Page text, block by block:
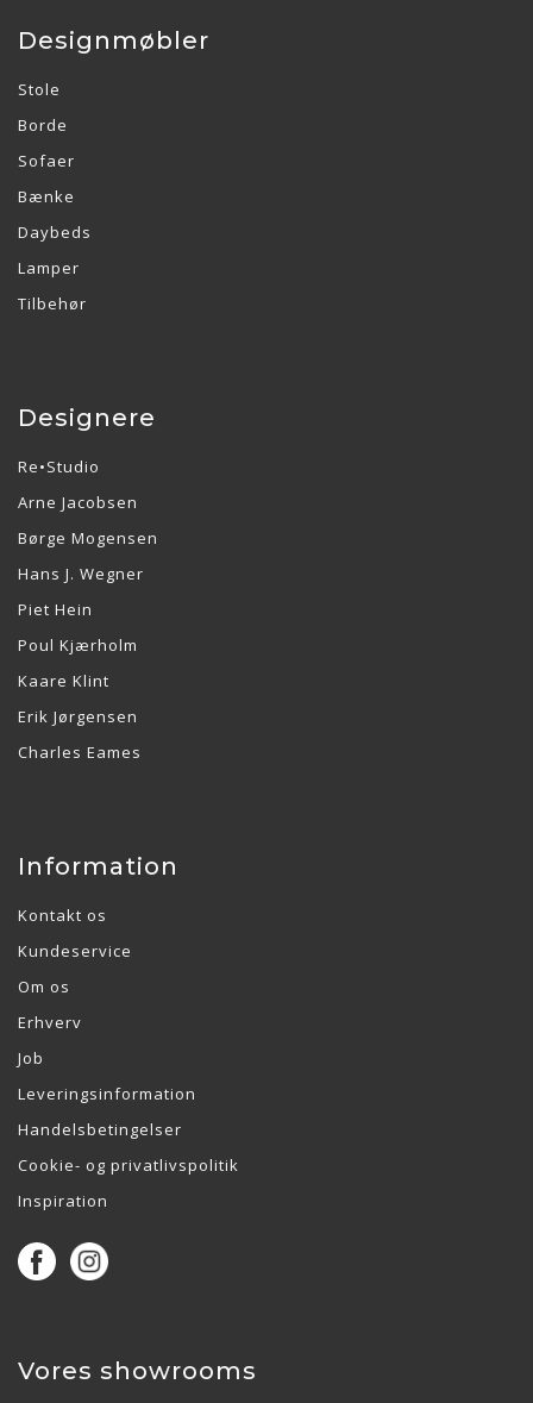
Designmøbler
Stole
Borde
Sofaer
Bænke
Daybeds
Lamper
Tilbehør
Designere
Re•Studio
Arne Jacobsen
Børge Mogensen
Hans J. Wegner
Piet Hein
Poul Kjærholm
Kaare Klint
Erik Jørgensen
Charles Eames
Information
Kontakt os
Kundeservice
Om os
Erhverv
Job
Leveringsinformation
Handelsbetingelser
Cookie- og privatlivspolitik
Inspiration
Vores showrooms